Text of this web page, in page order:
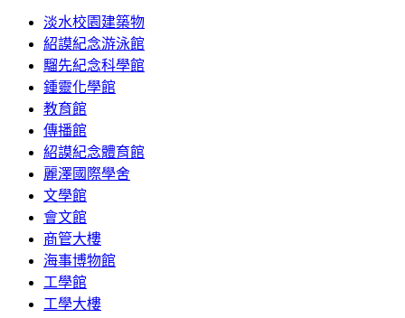
淡水校園建築物
紹謨紀念游泳館
騮先紀念科學館
鍾靈化學館
教育館
傳播館
紹謨紀念體育館
麗澤國際學舍
文學館
會文館
商管大樓
海事博物館
工學館
工學大樓